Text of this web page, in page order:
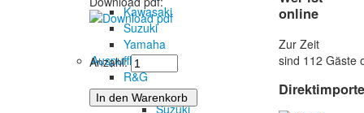
Kawasaki
Suzuki
Yamaha
Auspuffhalter
R&G
Racing
Suzuki
Anzahl:
online
Zur Zeit
sind 112 Gäste